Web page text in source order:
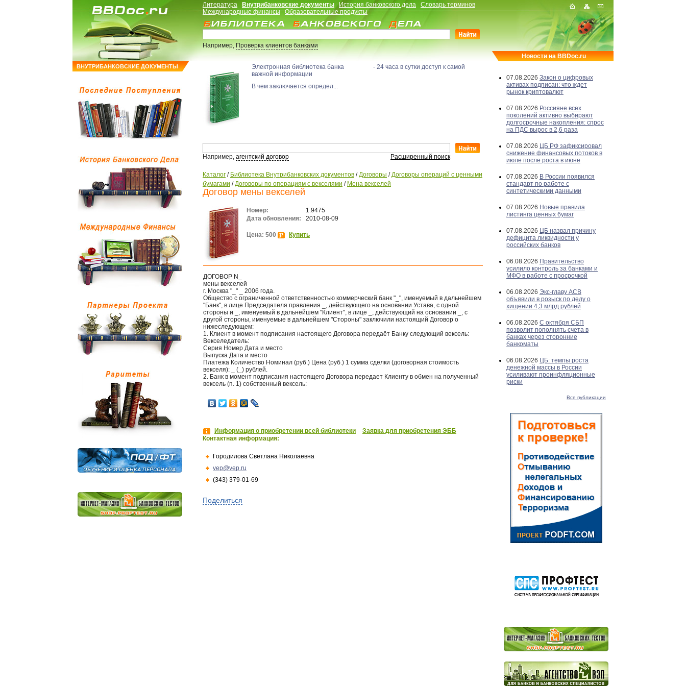
ВНУТРИБАНКОВСКИЕ ДОКУМЕНТЫ
Литература Внутрибанковские документы История банковского дела
Словарь терминов
Международные финансы
Образовательные продукты
Например,Проверка клиентов банками
Электронная библиотека банка - 24 часа в сутки доступ к самой
важной информации
В чем заключается определ...
Например, агентский договор Расширенный поиск
Каталог / Библиотека Внутрибанковских документов /Договоры /Договоры операций с ценными
бумагами /Договоры по операциям с векселями / Мена векселей
Договор мены векселей
Номер:
1.9475
Дата обновления:
2010-08-09
Цена: 500 Купить
ДОГОВОР N_
мены векселей
г. Москва "_" _ 2006 года.
Общество с ограниченной ответственностью коммерческий банк "_", именуемый в дальнейшем
"Банк", в лице Председателя правления _, действующего на основании Устава, с одной
стороны и _, именуемый в дальнейшем "Клиент", в лице _, действующий на основании _, с
другой стороны, именуемые в дальнейшем "Стороны" заключили настоящий Договор о
нижеследующем:
1. Клиент в момент подписания настоящего Договора передаёт Банку следующий вексель:
Векселедатель:
Серия Номер Дата и место
Выпуска Дата и место
Платежа Количество Номинал (руб.) Цена (руб.) 1 сумма сделки (договорная стоимость
векселя): _ (_) рублей.
2. Банк в момент подписания настоящего Договора передает Клиенту в обмен на полученный
вексель (п. 1) собственный вексель:
Информация о приобретении всей библиотеки
Заявка для приобретения ЭББ
Контактная информация:
Городилова Светлана Николаевна
vep@vep.ru
(343) 379-01-69
Поделиться
Новости на BBDoc.ru
07.08.2026 Закон о цифровых
активах подписан: что ждет
рынок криптовалют
07.08.2026 Россияне всех
поколений активно выбирают
долгосрочные накопления: спрос
на ПДС вырос в 2,6 раза
07.08.2026 ЦБ РФ зафиксировал
снижение финансовых потоков в
июле после роста в июне
07.08.2026 В России появился
стандарт по работе с
синтетическими данными
07.08.2026 Новые правила
листинга ценных бумаг
07.08.2026 ЦБ назвал причину
дефицита ликвидности у
российских банков
06.08.2026 Правительство
усилило контроль за банками и
МФО в работе с просрочкой
06.08.2026 Экс-главу АСВ
объявили в розыск по делу о
хищении 4,3 млрд рублей
06.08.2026 С октября СБП
позволит пополнять счета в
банках через сторонние
банкоматы
06.08.2026 ЦБ: темпы роста
денежной массы в России
усиливают проинфляционные
риски
Все публикации